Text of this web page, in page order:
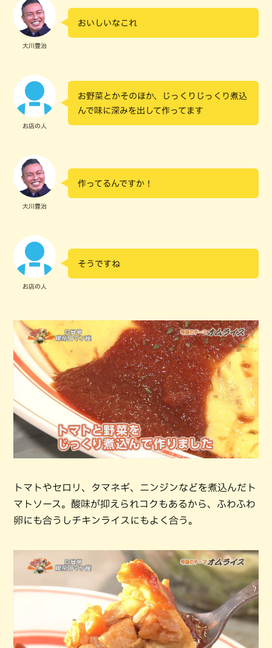
大川豊治
おいしいなこれ
お店の人
お野菜とかそのほか、じっくりじっくり煮込
んで味に深みを出して作ってます
大川豊治
作ってるんですか！
お店の人
そうですね
トマトやセロリ、タマネギ、ニンジンなどを煮込んだト
マトソース。酸味が抑えられコクもあるから、ふわふわ
卵にも合うしチキンライスにもよく合う。